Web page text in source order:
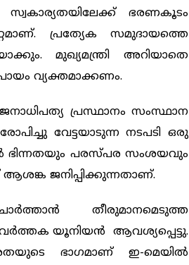
സ്വകാര്യതയിലേക്ക് ഭരണകൂടം
പ്രത്യേക സമുദായത്തെ
മുഖ്യമന്ത്രി അറിയാതെ
വ്യക്തമാക്കണം.
പ്രസ്ഥാനം സംസ്ഥാന
വേട്ടയാടുന്ന നടപടി ഒരു
ഭിന്നതയും പരസ്പര സംശയവും
ജനിപ്പിക്കുന്നതാണ്.
തീരുമാനമെടുത്ത
യൂനിയന്‍ ആവശ്യപ്പെട്ടു.
ഭാഗമാണ് ഇ-മെയില്‍